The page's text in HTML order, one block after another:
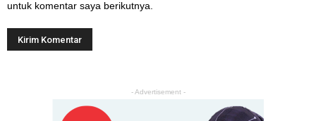
untuk komentar saya berikutnya.
- Advertisement -